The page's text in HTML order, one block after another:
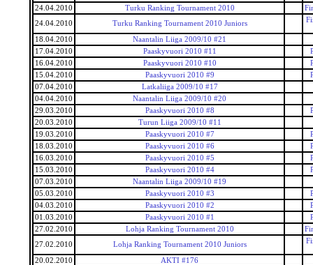
24.04.2010 Turku Ranking Tournament 2010
24.04.2010
Turku Ranking Tournament 2010 Juniors
18.04.2010
Naantalin Liiga 2009/10 #21
17.04.2010
Paaskyvuori 2010 #11
16.04.2010
Paaskyvuori 2010 #10
15.04.2010
Paaskyvuori 2010 #9
07.04.2010
Latkaliiga 2009/10 #17
04.04.2010
Naantalin Liiga 2009/10 #20
29.03.2010
Paaskyvuori 2010 #8
20.03.2010
Turun Liiga 2009/10 #11
19.03.2010
Paaskyvuori 2010 #7
18.03.2010
Paaskyvuori 2010 #6
16.03.2010
Paaskyvuori 2010 #5
15.03.2010
Paaskyvuori 2010 #4
07.03.2010
Naantalin Liiga 2009/10 #19
05.03.2010
Paaskyvuori 2010 #3
04.03.2010
Paaskyvuori 2010 #2
01.03.2010
Paaskyvuori 2010 #1
27.02.2010
Lohja Ranking Tournament 2010
27.02.2010
Lohja Ranking Tournament 2010 Juniors
20.02.2010
AKTI #176